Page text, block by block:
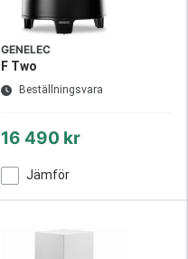
GENELEC
F Two
Beställningsvara
16 490 kr
Jämför